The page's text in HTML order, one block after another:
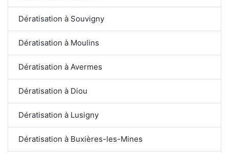
Dératisation à Souvigny
Dératisation à Moulins
Dératisation à Avermes
Dératisation à Diou
Dératisation à Lusigny
Dératisation à Buxières-les-Mines